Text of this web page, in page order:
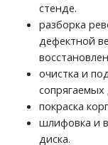
стенде.
разборка
дефектной
очистка и
сопрягаемых
покраска
шлифовка и
диска.